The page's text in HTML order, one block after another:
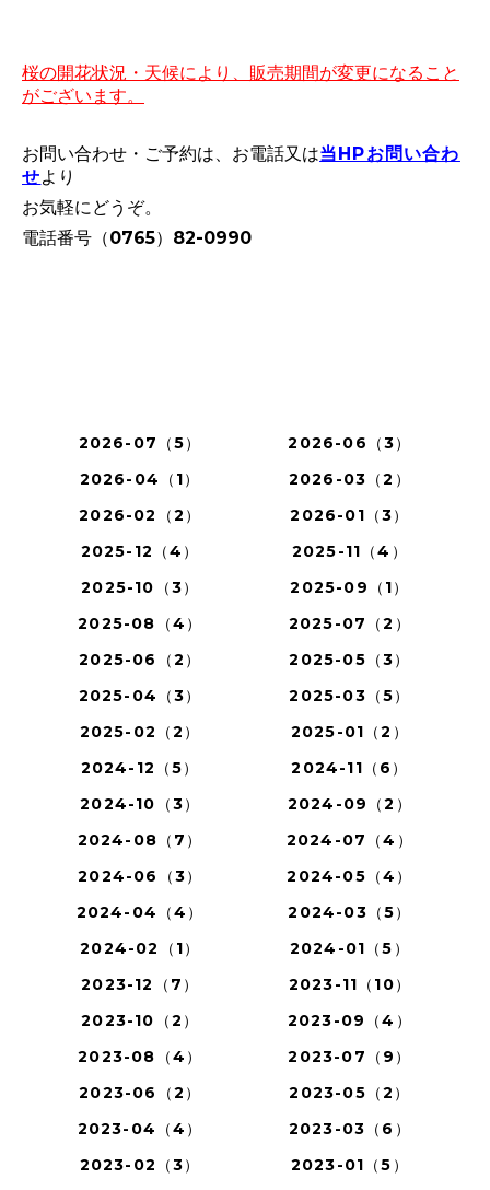
桜の開花状況・天候により、販売期間が変更になること
がございます。
お問い合わせ・ご予約は、お電話又は当HPお問い合わ
せより
お気軽にどうぞ。
電話番号（0765）82-0990
2026-07（5）
2026-06（3）
2026-04（1）
2026-03（2）
2026-02（2）
2026-01（3）
2025-12（4）
2025-11（4）
2025-10（3）
2025-09（1）
2025-08（4）
2025-07（2）
2025-06（2）
2025-05（3）
2025-04（3）
2025-03（5）
2025-02（2）
2025-01（2）
2024-12（5）
2024-11（6）
2024-10（3）
2024-09（2）
2024-08（7）
2024-07（4）
2024-06（3）
2024-05（4）
2024-04（4）
2024-03（5）
2024-02（1）
2024-01（5）
2023-12（7）
2023-11（10）
2023-10（2）
2023-09（4）
2023-08（4）
2023-07（9）
2023-06（2）
2023-05（2）
2023-04（4）
2023-03（6）
2023-02（3）
2023-01（5）